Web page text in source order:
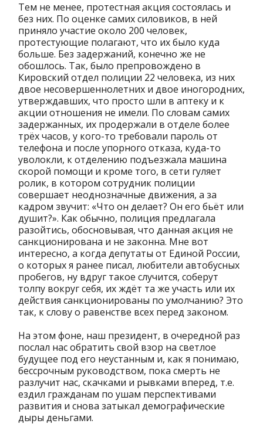
Тем не менее, протестная акция состоялась и
без них. По оценке самих силовиков, в ней
приняло участие около 200 человек,
протестующие полагают, что их было куда
больше. Без задержаний, конечно же не
обошлось. Так, было препровождено в
Кировский отдел полиции 22 человека, из них
двое несовершеннолетних и двое иногородних,
утверждавших, что просто шли в аптеку и к
акции отношения не имели. По словам самих
задержанных, их продержали в отделе более
трёх часов, у кого-то требовали пароль от
телефона и после упорного отказа, куда-то
уволокли, к отделению подъезжала машина
скорой помощи и кроме того, в сети гуляет
ролик, в котором сотрудник полиции
совершает неоднозначные движения, а за
кадром звучит: «Что он делает? Он его бьёт или
душит?». Как обычно, полиция предлагала
разойтись, обосновывая, что данная акция не
санкционирована и не законна. Мне вот
интересно, а когда депутаты от Единой России,
о которых я ранее писал, любители автобусных
пробегов, ну вдруг такое случится, соберут
толпу вокруг себя, их ждёт та же участь или их
действия санкционированы по умолчанию? Это
так, к слову о равенстве всех перед законом.
На этом фоне, наш президент, в очередной раз
послал нас обратить свой взор на светлое
будущее под его неустанным и, как я понимаю,
бессрочным руководством, пока смерть не
разлучит нас, скачками и рывками вперед, т.е.
ездил гражданам по ушам перспективами
развития и снова затыкал демографические
дыры деньгами.